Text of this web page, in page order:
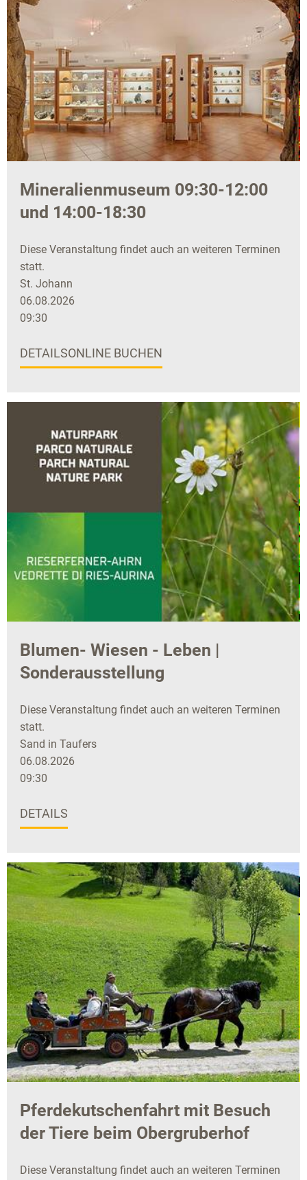
Mineralienmuseum 09:30-12:00
und 14:00-18:30
Diese Veranstaltung findet auch an weiteren Terminen
statt.
St. Johann
06.08.2026
09:30
DETAILSONLINE BUCHEN
Blumen- Wiesen - Leben |
Sonderausstellung
Diese Veranstaltung findet auch an weiteren Terminen
statt.
Sand in Taufers
06.08.2026
09:30
DETAILS
Pferdekutschenfahrt mit Besuch
der Tiere beim Obergruberhof
Diese Veranstaltung findet auch an weiteren Terminen